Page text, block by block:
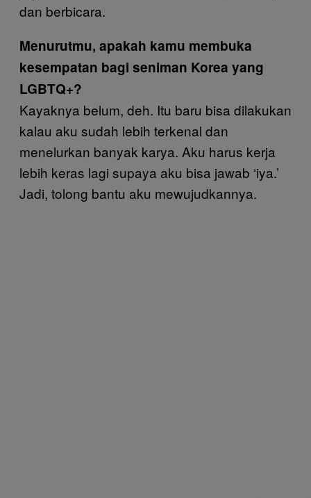
dan berbicara.
Menurutmu, apakah kamu membuka
kesempatan bagi seniman Korea yang
LGBTQ+?
Kayaknya belum, deh. Itu baru bisa dilakukan
kalau aku sudah lebih terkenal dan
menelurkan banyak karya. Aku harus kerja
lebih keras lagi supaya aku bisa jawab ‘iya.’
Jadi, tolong bantu aku mewujudkannya.